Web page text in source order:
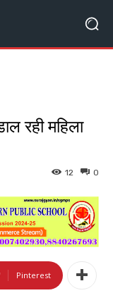
रही महिला
0
12
Pinterest